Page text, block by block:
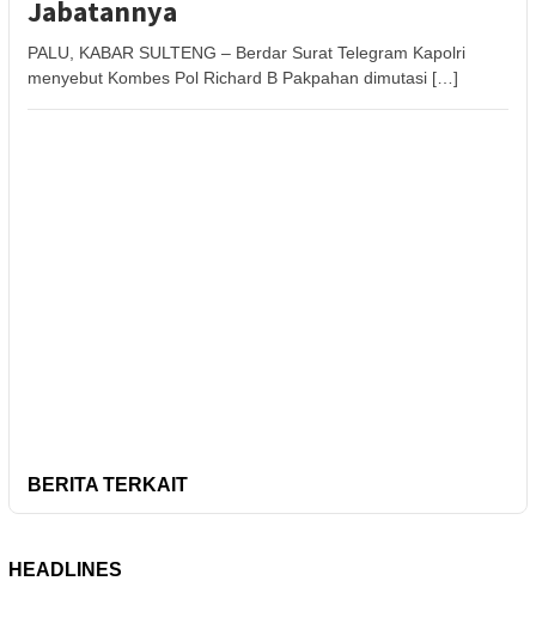
Jabatannya
PALU, KABAR SULTENG – Berdar Surat Telegram Kapolri
menyebut Kombes Pol Richard B Pakpahan dimutasi […]
BERITA TERKAIT
HEADLINES